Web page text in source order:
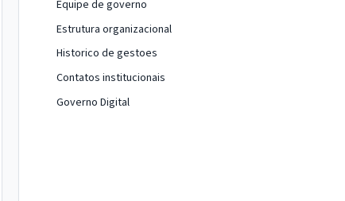
Equipe de governo
Estrutura organizacional
Historico de gestoes
Contatos institucionais
Governo Digital